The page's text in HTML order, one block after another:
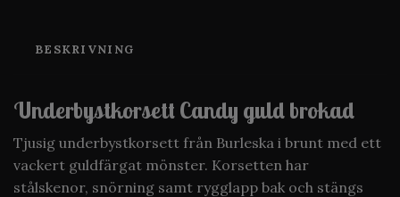
BESKRIVNING
Underbystkorsett Candy guld brokad
Tjusig underbystkorsett från Burleska i brunt med ett
vackert guldfärgat mönster. Korsetten har
stålskenor, snörning samt rygglapp bak och stängs